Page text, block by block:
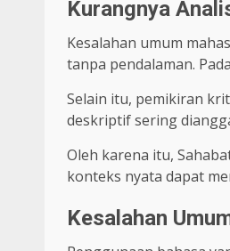
Kurangnya
Kesalahan umum
tanpa pendalaman.
Selain itu, pemikiran
deskriptif sering
Oleh karena itu,
konteks nyata dapat
Kesalahan